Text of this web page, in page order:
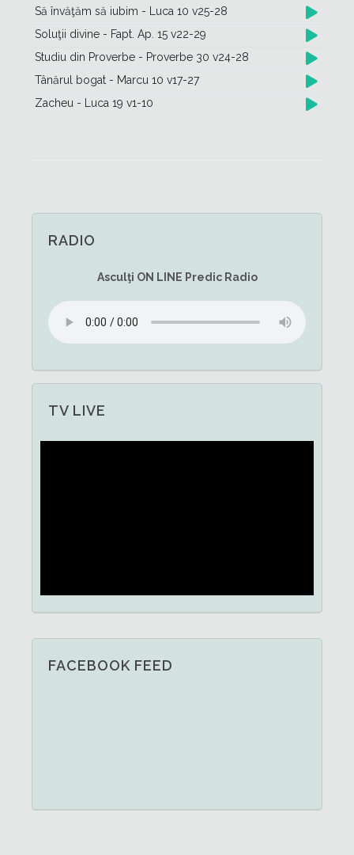
Să învăţăm să iubim - Luca 10 v25-28
Soluţii divine - Fapt. Ap. 15 v22-29
Studiu din Proverbe - Proverbe 30 v24-28
Tânărul bogat - Marcu 10 v17-27
Zacheu - Luca 19 v1-10
RADIO
Asculţi ON LINE Predic Radio
TV LIVE
FACEBOOK FEED